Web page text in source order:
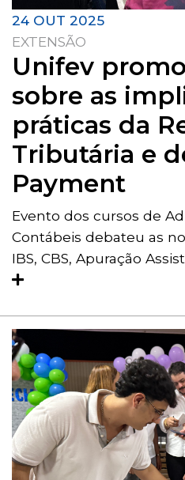
24 OUT 2025
EXTENSÃO
Unifev
sobre as
práticas da
Tributária e
Payment
Evento dos cursos de
Contábeis debateu as
IBS, CBS, Apuração